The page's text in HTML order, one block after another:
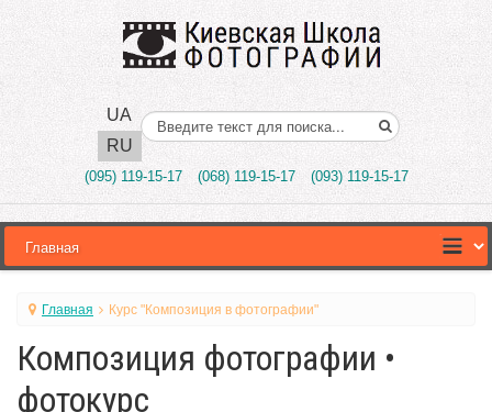
UA
RU
Поиск..
(095) 119-15-17 (068) 119-15-17 (093) 119-15-17
Главная Курс "Композиция в фотографии"
Композиция фотографии •
фотокурс